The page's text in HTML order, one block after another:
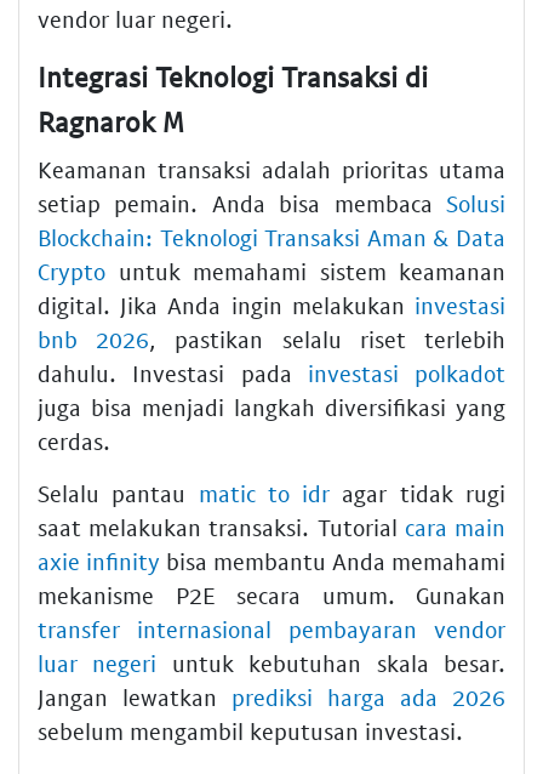
vendor luar negeri.
Integrasi Teknologi Transaksi di
Ragnarok M
Keamanan transaksi adalah prioritas utama
setiap pemain. Anda bisa membaca Solusi
Blockchain: Teknologi Transaksi Aman & Data
Crypto untuk memahami sistem keamanan
digital. Jika Anda ingin melakukan investasi
bnb 2026, pastikan selalu riset terlebih
dahulu. Investasi pada investasi polkadot
juga bisa menjadi langkah diversifikasi yang
cerdas.
Selalu pantau matic to idr agar tidak rugi
saat melakukan transaksi. Tutorial cara main
axie infinity bisa membantu Anda memahami
mekanisme P2E secara umum. Gunakan
transfer internasional pembayaran vendor
luar negeri untuk kebutuhan skala besar.
Jangan lewatkan prediksi harga ada 2026
sebelum mengambil keputusan investasi.